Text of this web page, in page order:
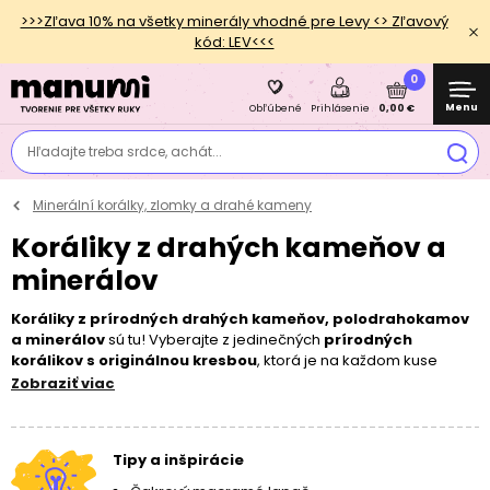
>>>Zľava 10% na všetky minerály vhodné pre Levy <> Zľavový
kód: LEV<<<
Hľadajte treba srdce, achát...
Obľúbené Prihlásenie
0
0,00 € Menu
Minerální korálky, zlomky a drahé kameny
Koráliky z drahých kameňov a
minerálov
Koráliky z prírodných drahých kameňov, polodrahokamov
a minerálovsú tu! Vyberajte z jedinečných prírodných
korálikov s originálnou kresbou, ktorá je na každom kuse
individuálna. Poďte si spoločne s nami vyrobiť
Vždy odporúčame nadvojitúlycrua dozdobiťšatónovými
striebra . Keďže ide o prírodný materiál, je nutné pri výrobe
šperku počítať s ľahkouodchýlkou veľkosti minerálu, ktorá by
Zobraziť viac
Tipy a inšpirácie